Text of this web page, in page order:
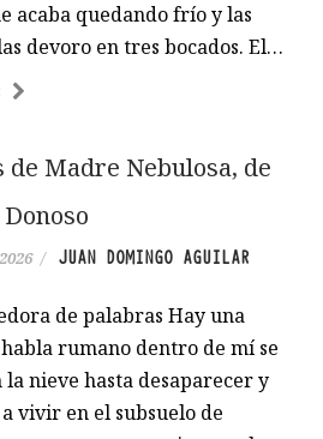
acaba quedando frío y las
devoro en tres bocados. El…
de Madre Nebulosa, de
/ JUAN DOMINGO AGUILAR
de palabras Hay una
rumano dentro de mí se
la nieve hasta desaparecer y
vivir en el subsuelo de